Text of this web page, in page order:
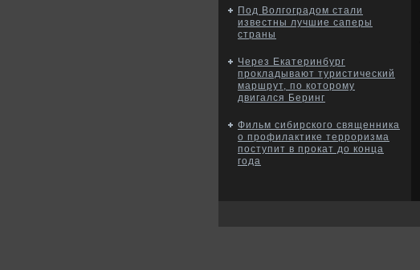
Под Волгоградом стали
известны лучшие саперы
страны
Через Екатеринбург
прокладывают туристический
маршрут, по которому
двигался Беринг
Фильм сибирского священника
о профилактике терроризма
поступит в прокат до конца
года